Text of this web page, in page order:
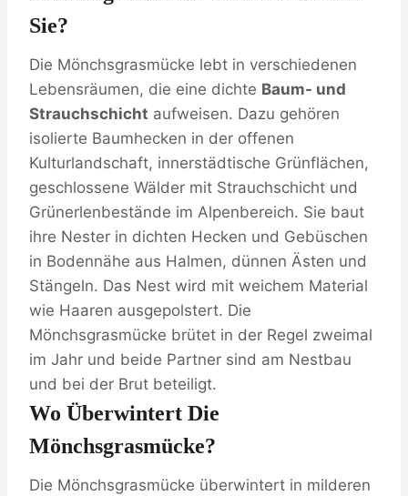
Sie?
Die Mönchsgrasmücke lebt in verschiedenen
Lebensräumen, die eine dichte Baum- und
Strauchschicht aufweisen. Dazu gehören
isolierte Baumhecken in der offenen
Kulturlandschaft, innerstädtische Grünflächen,
geschlossene Wälder mit Strauchschicht und
Grünerlenbestände im Alpenbereich. Sie baut
ihre Nester in dichten Hecken und Gebüschen
in Bodennähe aus Halmen, dünnen Ästen und
Stängeln. Das Nest wird mit weichem Material
wie Haaren ausgepolstert. Die
Mönchsgrasmücke brütet in der Regel zweimal
im Jahr und beide Partner sind am Nestbau
und bei der Brut beteiligt.
Wo Überwintert Die
Mönchsgrasmücke?
Die Mönchsgrasmücke überwintert in milderen